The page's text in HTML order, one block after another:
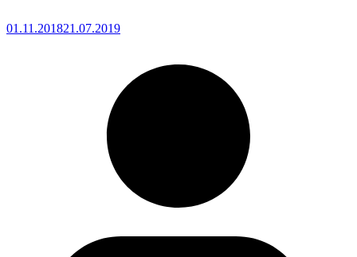
01.11.201821.07.2019